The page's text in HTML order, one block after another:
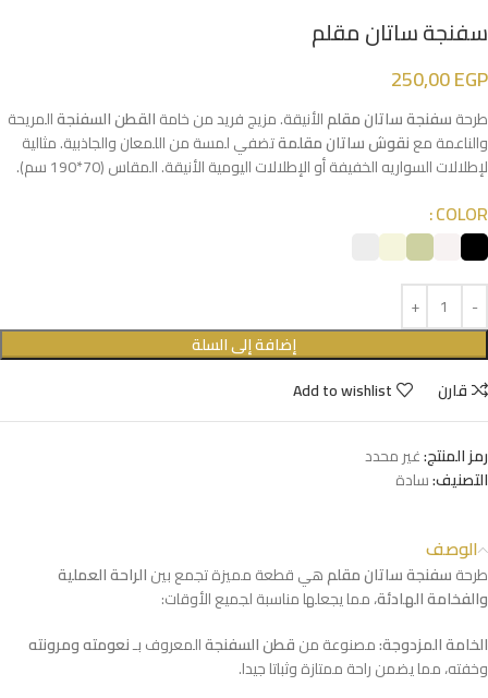
سفنجة ساتان مقلم
250,00EGP
طرحةسفنجة ساتان مقلمالأنيقة. مزيج فريد من خامةالقطن السفنجةالمريحة
والناعمة معنقوش ساتان مقلمةتضفي لمسة من اللمعان والجاذبية. مثالية
لإطلالات السواريه الخفيفة أو الإطلالات اليومية الأنيقة. المقاس (70*190 سم).
COLOR
إضافة إلى السلة
قارن
Add to wishlist
رمز المنتج:غير محدد
التصنيف:سادة
الوصف
طرحةسفنجة ساتان مقلمهي قطعة مميزة تجمع بينالراحة العملية
والفخامة الهادئة، مما يجعلها مناسبة لجميع الأوقات:
الخامة المزدوجة:مصنوعة منقطن السفنجةالمعروف بـنعومته ومرونته
وخفته، مما يضمن راحة ممتازة وثباتا جيدا.